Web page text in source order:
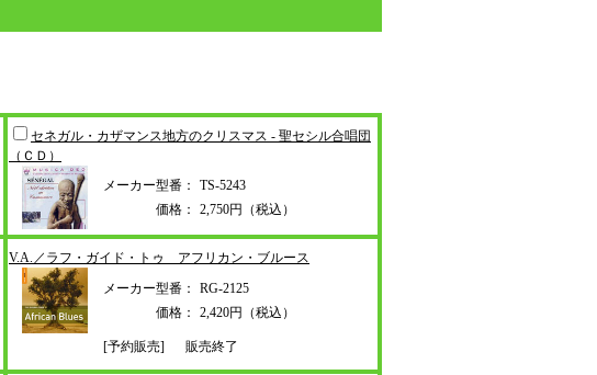
セネガル・カザマンス地方のクリスマス - 聖セシル合唱団
（ＣＤ）
メーカー型番：
TS-5243
価格：
2,750円（税込）
V.A.／ラフ・ガイド・トゥ アフリ カン・ブルース
メーカー型番：
RG-2125
価格：
2,420円（税込）
[予約販売] 販売終了